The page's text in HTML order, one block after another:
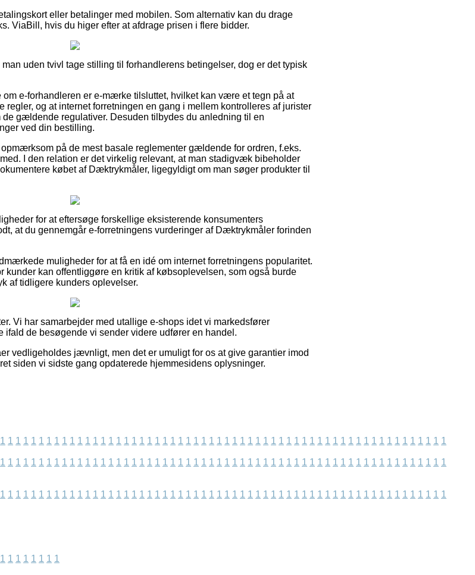
eller betalinger med mobilen. Som alternativ kan du drage
ViaBill, hvis du higer efter at afdrage prisen i flere bidder.
uden tvivl tage stilling til forhandlerens betingelser, dog er det typisk
e-forhandleren er e-mærke tilsluttet, hvilket kan være et tegn på at
regler, og at internet forretningen en gang i mellem kontrolleres af jurister
gældende regulativer. Desuden tilbydes du anledning til en
ved din bestilling.
på de mest basale reglementer gældende for ordren, f.eks.
I den relation er det virkelig relevant, at man stadigvæk bibeholder
købet af Dæktrykmåler, ligegyldigt om man søger produkter til
for at eftersøge forskellige eksisterende konsumenters
at du gennemgår e-forretningens vurderinger af Dæktrykmåler forinden
muligheder for at få en idé om internet forretningens popularitet.
kunder kan offentliggøre en kritik af købsoplevelsen, som også burde
af tidligere kunders oplevelser.
Vi har samarbejder med utallige e-shops idet vi markedsfører
ifald de besøgende vi sender videre udfører en handel.
vedligeholdes jævnligt, men det er umuligt for os at give garantier imod
siden vi sidste gang opdaterede hjemmesidens oplysninger.
1 1 1 1 1 1 1 1 1 1 1 1 1 1 1 1 1 1 1 1 1 1 1 1 1 1 1 1 1 1 1 1 1 1 1 1 1 1 1 1 1 1 1 1 1 1 1 1 1 1 1 1 1 1 1 1 1 1
1 1 1 1 1 1 1 1 1 1 1 1 1 1 1 1 1 1 1 1 1 1 1 1 1 1 1 1 1 1 1 1 1 1 1 1 1 1 1 1 1 1 1 1 1 1 1 1 1 1 1 1 1 1 1 1 1 1
1 1 1 1 1 1 1 1 1 1 1 1 1 1 1 1 1 1 1 1 1 1 1 1 1 1 1 1 1 1 1 1 1 1 1 1 1 1 1 1 1 1 1 1 1 1 1 1 1 1 1 1 1 1 1 1 1 1
1 1 1 1 1 1 1 1